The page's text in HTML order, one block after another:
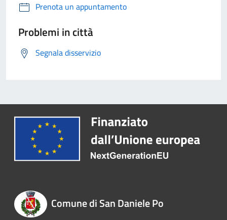
Prenota un appuntamento
Problemi in città
Segnala disservizio
Comune di San Daniele Po